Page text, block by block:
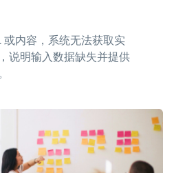
内容，系统无法获取实
说明输入数据缺失并提供